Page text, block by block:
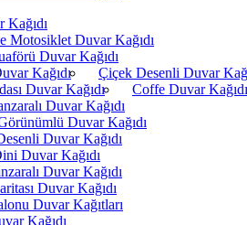
Motosiklet Duvar Kağıdı
Duvar Kağıdı
Kağıdı
Çiçek Desenli Duvar
Duvar Kağıdı
Coffe Duvar Kağıdı
Duvar Kağıdı
Duvar Kağıdı
Duvar Kağıdı
Duvar Kağıdı
Duvar Kağıdı
Duvar Kağıdı
Duvar Kağıtları
Kağıdı